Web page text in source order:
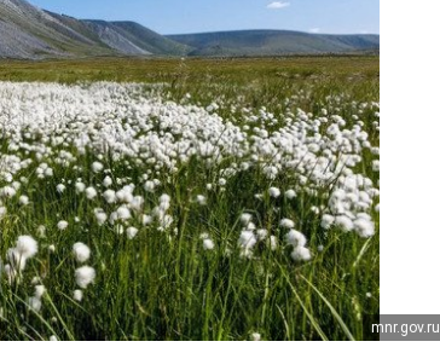
mnr.gov.ru